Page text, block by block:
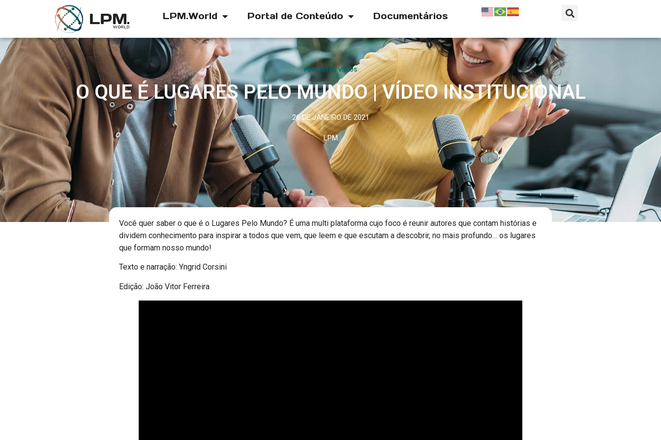
LPM.World Portal de Conteúdo Documentários
PODCASTS & VÍDEOS
O QUE É LUGARES PELO MUNDO | VÍDEO INSTITUCIONAL
26 DE JANEIRO DE 2021
LPM
Você quer saber o que é o Lugares Pelo Mundo? É uma multi plataforma cujo foco é reunir autores que contam histórias e
dividem conhecimento para inspirar a todos que vem, que leem e que escutam a descobrir, no mais profundo… os lugares
que formam nosso mundo!
Texto e narração: Yngrid Corsini
Edição: João Vitor Ferreira